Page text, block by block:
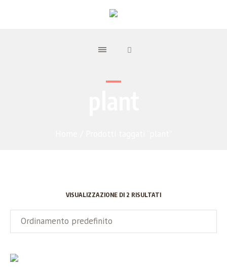
VISUALIZZAZIONE DI 2 RISULTATI